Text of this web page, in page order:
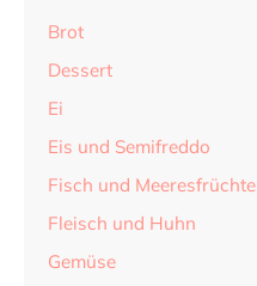
Brot
Dessert
Ei
Eis und Semifreddo
Fisch und Meeresfrüchte
Fleisch und Huhn
Gemüse